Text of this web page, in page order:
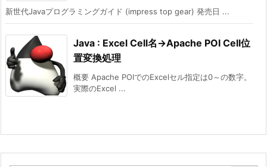
新世代Javaプログラミングガイド (impress top gear) 発売日 ...
Java : Excel Cell名->Apache POI Cell位
置変換処理
概要 Apache POIでのExcelセル指定は0～の数字。
実際のExcel ...